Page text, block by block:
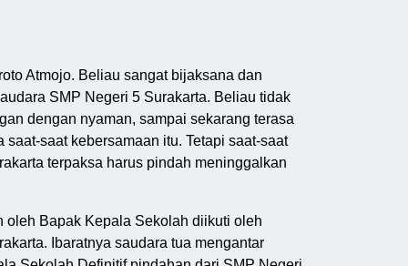
Atmojo. Beliau sangat bijaksana dan
SMP Negeri 5 Surakarta. Beliau tidak
dengan nyaman, sampai sekarang terasa
saat kebersamaan itu. Tetapi saat-saat
terpaksa harus pindah meninggalkan
oleh Bapak Kepala Sekolah diikuti oleh
Ibaratnya saudara tua mengantar